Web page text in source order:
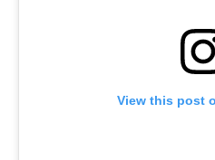
View this post